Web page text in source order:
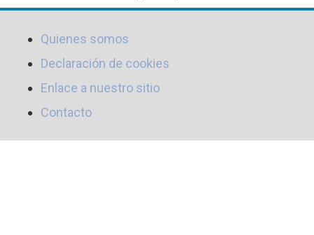
Quienes somos
Declaración de cookies
Enlace a nuestro sitio
Contacto